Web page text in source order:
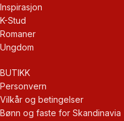
Inspirasjon
K-Stud
Romaner
Ungdom
BUTIKK
Personvern
Vilkår og betingelser
Bønn og faste for Skandinavia